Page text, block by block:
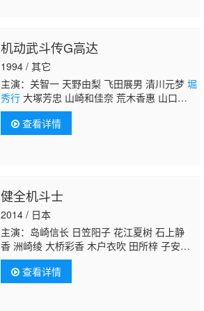
上尤加奈 林原惠美 水树奈奈 园崎未惠 西原久
美子 久川绫 泽城美雪 池泽春菜 斋藤千和 神
谷浩史 浪川大辅 森久保祥太郎 石田彰 高木
涉 桧山修之 子安武人
机动武斗传G高达
1994 / 其它
主演：关智一 天野由梨 飞田展男 清川元梦 堀
秀行大塚芳忠 山崎和佳奈 荒木香惠 山口胜
平 龟井三郎 石森达幸 山崎巧 冬马由美 冈和
男 宇垣秀成 横尾麻里 秋元羊介 桥本晃一 日
高奈留美 津久井教生 菅原正志 中田和宏 麦
查看详情
健全机斗士
2014 / 日本
主演：岛崎信长 日笠阳子 花江夏树 石上静
香 洲崎绫 大桥彩香 木户衣吹 田所梓 子安武
人堀秀行中村悠一 加隈亚衣 巽悠衣子 村田
太志 浅沼晋太郎 伊藤健太郎 保村真 福岛
润 小山力也
查看详情